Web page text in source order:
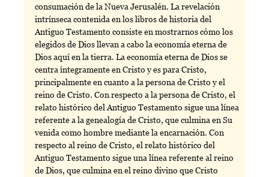
consumación de la Nueva Jerusalén. La revelación
intrínseca contenida en los libros de historia del
Antiguo Testamento consiste en mostrarnos cómo los
elegidos de Dios llevan a cabo la economía eterna de
Dios aquí en la tierra. La economía eterna de Dios se
centra íntegramente en Cristo y es para Cristo,
principalmente en cuanto a la persona de Cristo y el
reino de Cristo. Con respecto a la persona de Cristo, el
relato histórico del Antiguo Testamento sigue una línea
referente a la genealogía de Cristo, que culmina en Su
venida como hombre mediante la encarnación. Con
respecto al reino de Cristo, el relato histórico del
Antiguo Testamento sigue una línea referente al reino
de Dios, que culmina en el reino divino que Cristo